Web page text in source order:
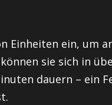
Einheiten ein, um
sie sich in
dauern – ein